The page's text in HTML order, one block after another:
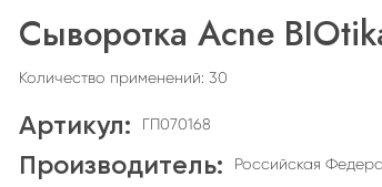
Сыворотка Acne
Количество применений: 30
Артикул: ГП070168
Производитель: Российская